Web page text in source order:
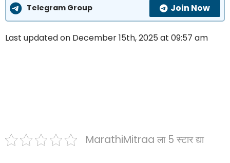
Telegram Group Join Now
Last updated on December 15th, 2025 at 09:57 am
MarathiMitraa ला 5 स्टार द्या